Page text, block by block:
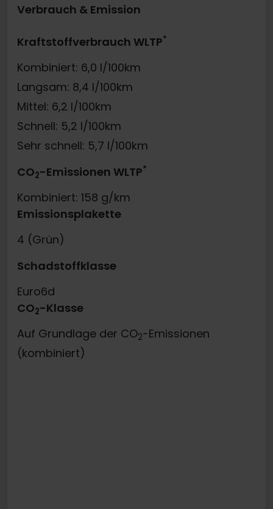
Verbrauch & Emission
Kraftstoffverbrauch WLTP*
Kombiniert: 6,0 l/100km
Langsam: 8,4 l/100km
Mittel: 6,2 l/100km
Schnell: 5,2 l/100km
Sehr schnell: 5,7 l/100km
CO2-Emissionen WLTP*
Kombiniert: 158 g/km
Emissionsplakette
4 (Grün)
Schadstoffklasse
Euro6d
CO2-Klasse
Auf Grundlage der CO2-Emissionen
(kombiniert)